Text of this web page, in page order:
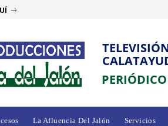
La Afluencia Del Jalón Servicios